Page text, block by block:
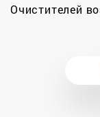
Очистителей
Москве
устранению